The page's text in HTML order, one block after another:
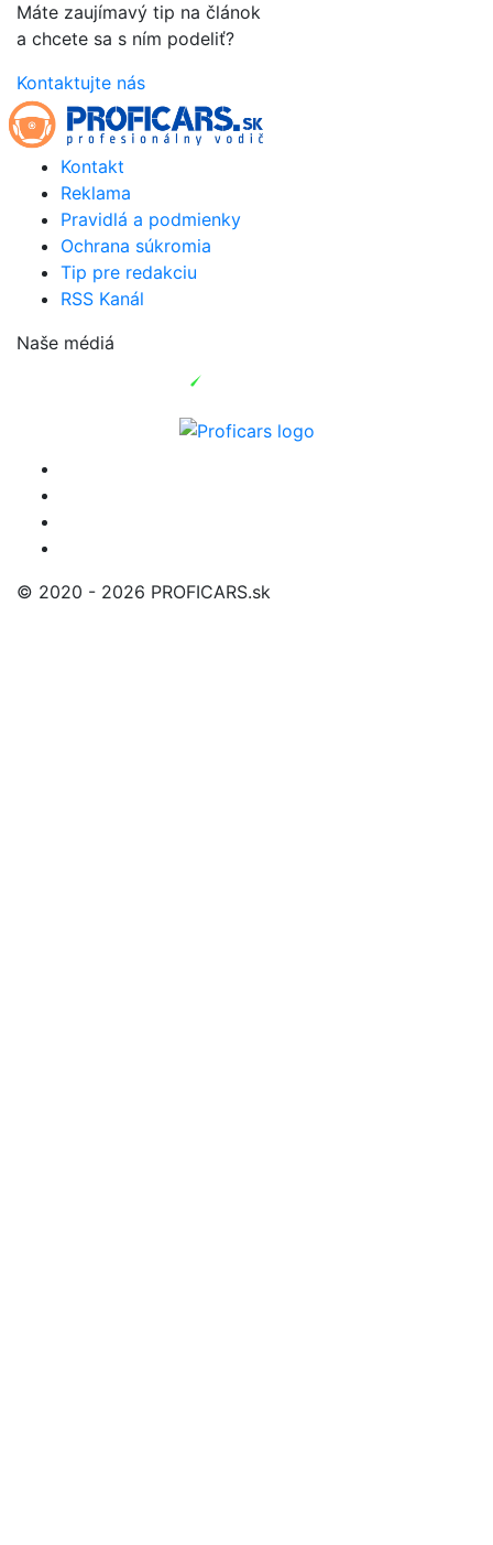
Máte zaujímavý tip na článok
a chcete sa s ním podeliť?
Kontaktujte nás
Kontakt
Reklama
Pravidlá a podmienky
Ochrana súkromia
Tip pre redakciu
RSS Kanál
Naše médiá
© 2020 - 2026 PROFICARS.sk